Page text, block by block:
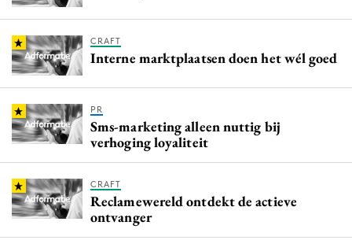
CRAFT
Interne marktplaatsen doen het wél goed
PR
Sms-marketing alleen nuttig bij
verhoging loyaliteit
CRAFT
Reclamewereld ontdekt de actieve
ontvanger